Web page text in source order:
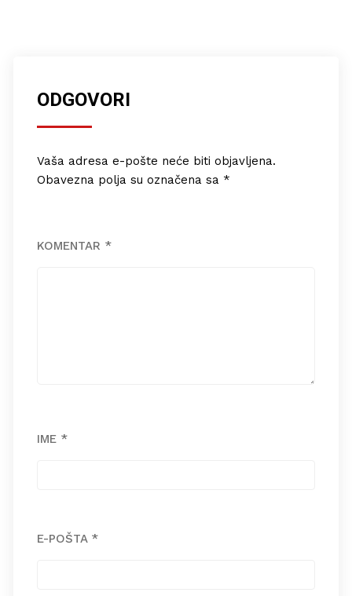
ODGOVORI
Vaša adresa e-pošte neće biti objavljena.
Obavezna polja su označena sa *
KOMENTAR *
IME *
E-POŠTA *